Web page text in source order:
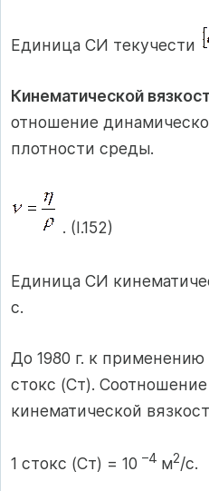
Единица СИ текучести
Кинематической
отношение
плотности среды.
. (I.152)
Единица СИ
с.
До 1980 г. к
стокс (Ст).
кинематической
1 стокс (Ст) = 10 –4 м2/с.